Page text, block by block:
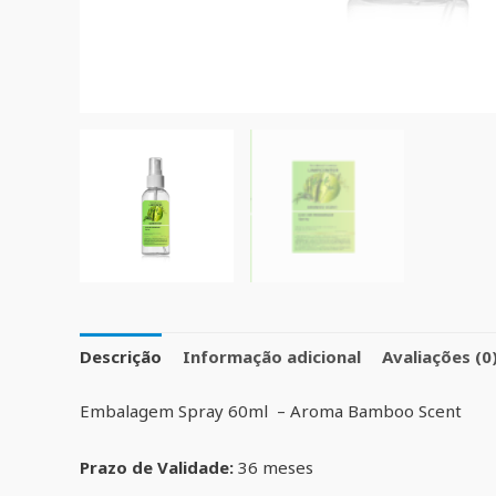
Descrição Informação adicional Avaliações
Embalagem Spray 60ml – Aroma Bamboo Scent
Prazo de Validade: 36 meses